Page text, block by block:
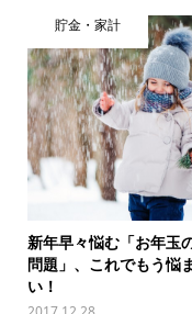
貯金・家計
新年早々悩む「お年玉
問題」、これでもう悩
い！